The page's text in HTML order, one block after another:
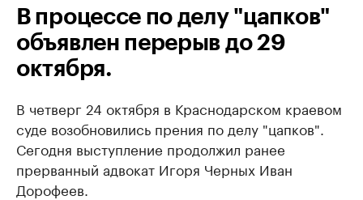
В процессе по делу "цапков"
объявлен перерыв до 29
октября.
В четверг 24 октября в Краснодарском краевом
суде возобновились прения по делу "цапков".
Сегодня выступление продолжил ранее
прерванный адвокат Игоря Черных Иван
Дорофеев.